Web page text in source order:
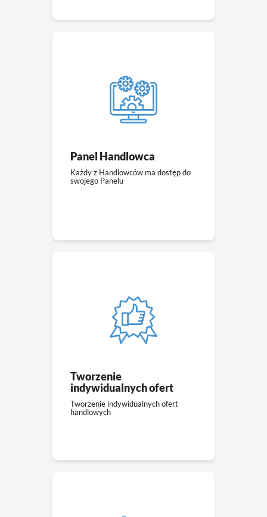
Panel Handlowca
Każdy z Handlowców ma dostęp do
swojego Panelu
Tworzenie
indywidualnych ofert
Tworzenie indywidualnych ofert
handlowych